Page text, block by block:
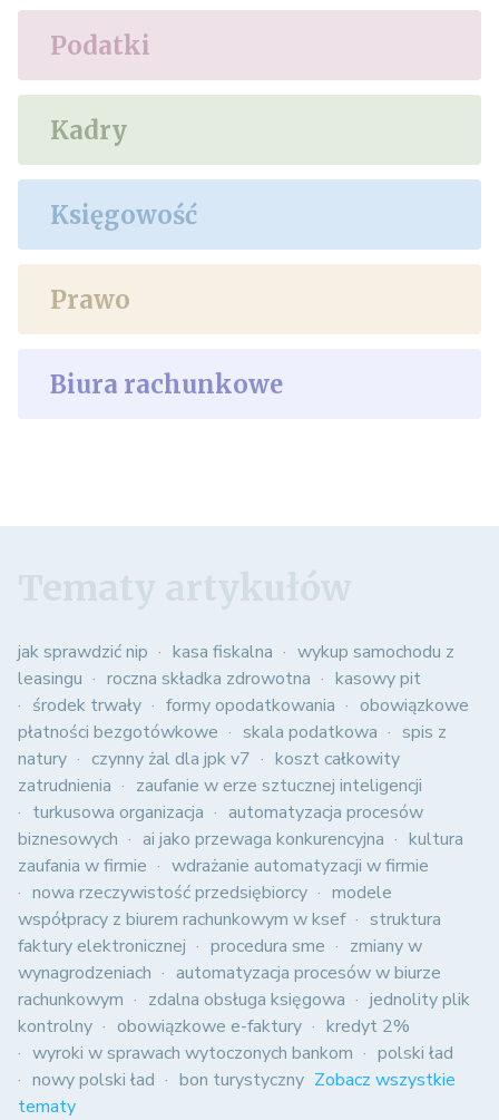
Podatki
Kadry
Księgowość
Prawo
Biura rachunkowe
jak sprawdzić nip kasa fiskalna
wykup samochodu z
leasingu
roczna składka zdrowotna
kasowy pit
środek trwały
formy opodatkowania
obowiązkowe
płatności bezgotówkowe
skala podatkowa
spis z
natury
czynny żal dla jpk v7
koszt całkowity
zatrudnienia
zaufanie w erze sztucznej inteligencji
turkusowa organizacja
automatyzacja procesów
biznesowych
ai jako przewaga konkurencyjna
kultura
zaufania w firmie
wdrażanie automatyzacji w firmie
nowa rzeczywistość przedsiębiorcy
modele
współpracy z biurem rachunkowym w ksef
struktura
faktury elektronicznej
procedura sme
zmiany w
wynagrodzeniach
automatyzacja procesów w biurze
rachunkowym
zdalna obsługa księgowa
jednolity plik
kontrolny
obowiązkowe e-faktury
kredyt 2%
wyroki w sprawach wytoczonych bankom
polski ład
nowy polski ład
bon turystyczny Zobacz wszystkie
tematy